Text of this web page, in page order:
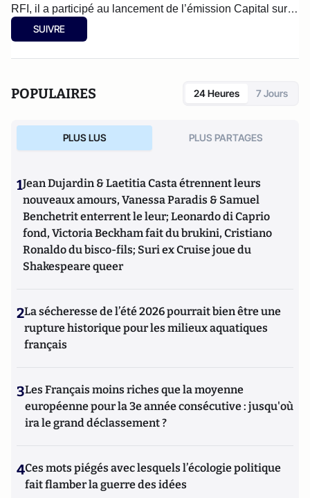
RFI, il a participé au lancement de l’émission Capital sur
M6. Il est aujourd’hui réalisateur indépendant de
documentaires pour la télévision. Il a publié
SUIVRE
POPULAIRES 24 Heures 7 Jours
PLUS LUS PLUS PARTAGES
1Jean Dujardin & Laetitia Casta étrennent leurs
nouveaux amours, Vanessa Paradis & Samuel
Benchetrit enterrent le leur; Leonardo di Caprio
fond, Victoria Beckham fait du brukini, Cristiano
Ronaldo du bisco-fils; Suri ex Cruise joue du
Shakespeare queer
2La sécheresse de l’été 2026 pourrait bien être une
rupture historique pour les milieux aquatiques
français
3Les Français moins riches que la moyenne
européenne pour la 3e année consécutive : jusqu'où
ira le grand déclassement ?
4Ces mots piégés avec lesquels l’écologie politique
fait flamber la guerre des idées